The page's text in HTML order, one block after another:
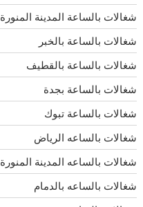
شغالات بالساعة المدينة المنورة
شغالات بالساعة بالخبر
شغالات بالساعة بالقطيف
شغالات بالساعة بجدة
شغالات بالساعة تبوك
شغالات بالساعه الرياض
شغالات بالساعه المدينة المنورة
شغالات بالساعه بالدمام